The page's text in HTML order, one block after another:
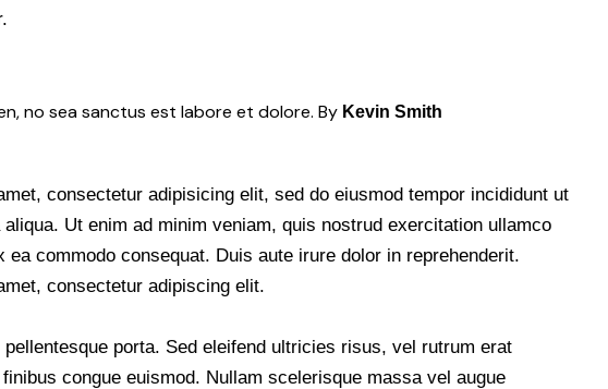
no sea sanctus est labore et dolore. By Kevin Smith
consectetur adipisicing elit, sed do eiusmod tempor incididunt ut
aliqua. Ut enim ad minim veniam, quis nostrud exercitation ullamco
ea commodo consequat. Duis aute irure dolor in reprehenderit.
consectetur adipiscing elit.
porta. Sed eleifend ultricies risus, vel rutrum erat
congue euismod. Nullam scelerisque massa vel augue